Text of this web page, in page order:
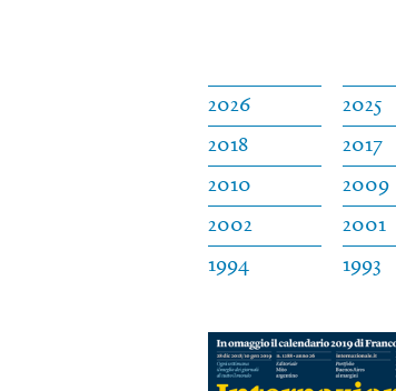
2026 2025
2018
2017
2010
2009
2002
2001
1994
1993